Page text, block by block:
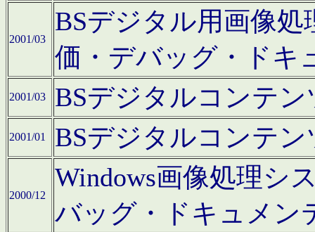
2001/03
BSデジタル用画像
価・デバッグ・ドキ
2001/03 BSデジタルコンテ
2001/01 BSデジタルコンテ
2000/12
Windows画像処理シ
バッグ・ドキュメン